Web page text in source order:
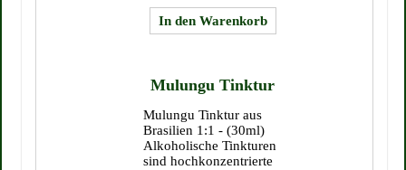
Mulungu Tinktur
Mulungu Tinktur aus
Brasilien 1:1 - (30ml)
Alkoholische Tinkturen
sind hochkonzentrierte